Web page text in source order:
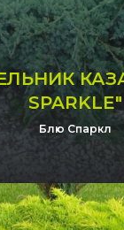
SPARKLE"
Блю Спаркл